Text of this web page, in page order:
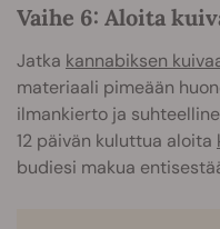
Vaihe 6: Aloita
Jatka kannabiksen
materiaali pimeään
ilmankierto ja
12 päivän kuluttua aloita
budiesi makua